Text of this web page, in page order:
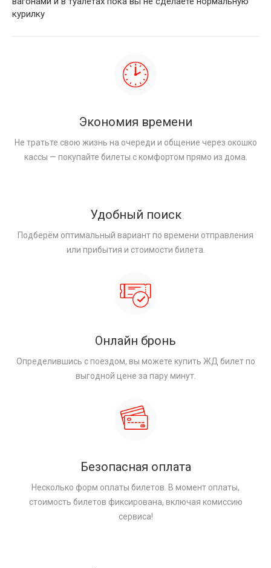
курилку
Экономия времени
Не тратьте свою жизнь на очереди и общение через окошко
кассы — покупайте билеты с комфортом прямо из дома.
Удобный поиск
Подберём оптимальный вариант по времени отправления
или прибытия и стоимости билета.
Онлайн бронь
Определившись с поездом, вы можете купить ЖД билет по
выгодной цене за пару минут.
Безопасная оплата
Несколько форм оплаты билетов. В момент оплаты,
стоимость билетов фиксирована, включая комиссию
сервиса!